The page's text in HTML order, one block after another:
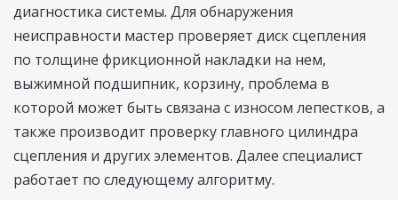
диагностика системы. Для обнаружения
неисправности мастер проверяет диск сцепления
по толщине фрикционной накладки на нем,
выжимной подшипник, корзину, проблема в
которой может быть связана с износом лепестков, а
также производит проверку главного цилиндра
сцепления и других элементов. Далее специалист
работает по следующему алгоритму.